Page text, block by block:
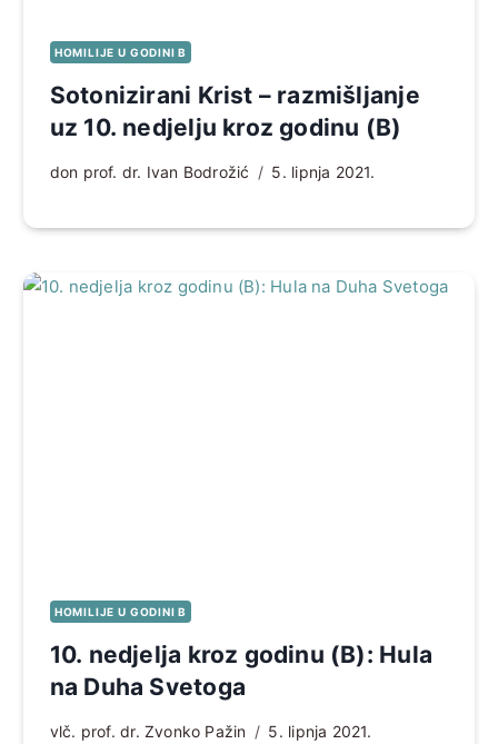
HOMILIJE U GODINI B
Sotonizirani Krist – razmišljanje
uz 10. nedjelju kroz godinu (B)
don prof. dr. Ivan Bodrožić 5. lipnja 2021.
HOMILIJE U GODINI B
10. nedjelja kroz godinu (B): Hula
na Duha Svetoga
vlč. prof. dr. Zvonko Pažin 5. lipnja 2021.